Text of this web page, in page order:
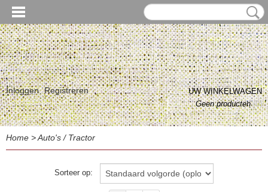
Inloggen Registreren
UW WINKELWAGEN
Geen producten(0)
Home >Auto's / Tractor
Sorteer op: